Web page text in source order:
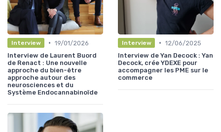
Interview • 19/01/2026
Interview de Laurent Buord
de Renact : Une nouvelle
approche du bien-être
approche autour des
neurosciences et du
Système Endocannabinoïde
Interview • 12/06/2025
Interview de Yan Decock : Yan
Decock, crée YDEXE pour
accompagner les PME sur le
commerce